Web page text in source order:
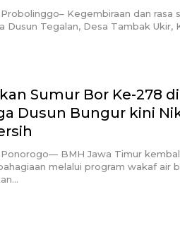
Kegembiraan dan rasa
Dusun Tegalan, Desa Tambak Ukir,
Sumur Bor Ke-278
Dusun Bungur kini
BMH Jawa Timur
melalui program wakaf air